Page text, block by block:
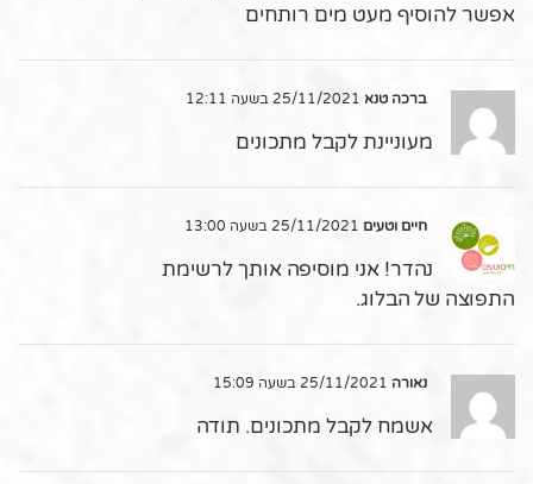
אפשר להוסיף מעט מים רותחים
ברכה טנא
מעוניינת לקבל מתכונים
חיים וטעים
נהדר! אני מוסיפה אותך לרשימת
התפוצה של הבלוג.
נאורה
אשמח לקבל מתכונים. תודה